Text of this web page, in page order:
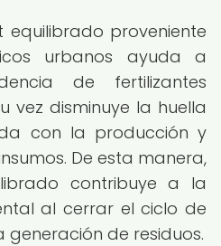
equilibrado proveniente
urbanos ayuda a
de fertilizantes
vez disminuye la huella
con la producción y
De esta manera,
contribuye a la
al cerrar el ciclo de
generación de residuos.